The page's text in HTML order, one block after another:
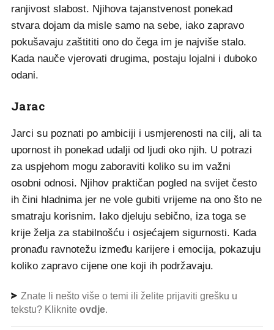
ranjivost slabost. Njihova tajanstvenost ponekad
stvara dojam da misle samo na sebe, iako zapravo
pokušavaju zaštititi ono do čega im je najviše stalo.
Kada nauče vjerovati drugima, postaju lojalni i duboko
odani.
Jarac
Jarci su poznati po ambiciji i usmjerenosti na cilj, ali ta
upornost ih ponekad udalji od ljudi oko njih. U potrazi
za uspjehom mogu zaboraviti koliko su im važni
osobni odnosi. Njihov praktičan pogled na svijet često
ih čini hladnima jer ne vole gubiti vrijeme na ono što ne
smatraju korisnim. Iako djeluju sebično, iza toga se
krije želja za stabilnošću i osjećajem sigurnosti. Kada
pronađu ravnotežu između karijere i emocija, pokazuju
koliko zapravo cijene one koji ih podržavaju.
Znate li nešto više o temi ili želite prijaviti grešku u
tekstu? Kliknite ovdje.